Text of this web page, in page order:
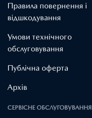
Правила повернення і
відшкодування
Умови технічного
обслуговування
Публічна оферта
Архів
СЕРВІСНЕ ОБСЛУГОВУВАННЯ